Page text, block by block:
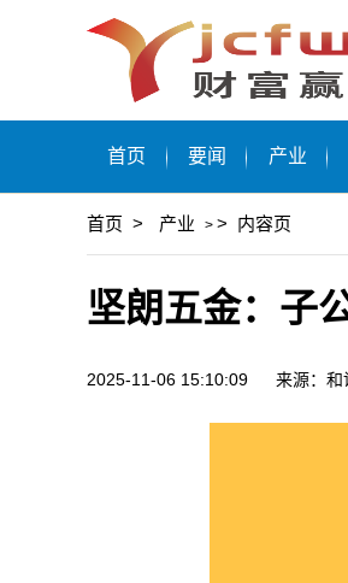
首页 要闻 产业
首页 > 产业 > > 内容页
坚朗五金：子
2025-11-06 15:10:09 来源：和